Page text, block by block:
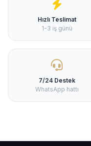
Hızlı Teslimat
1-3 iş günü
7/24 Destek
WhatsApp hattı